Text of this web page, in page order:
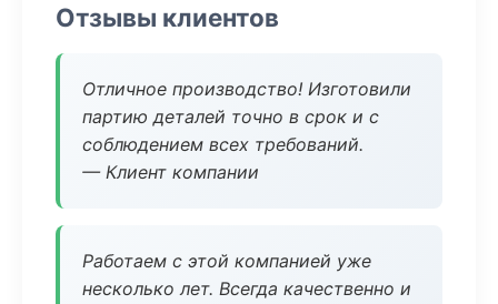
Отзывы клиентов
Отличное производство! Изготовили
партию деталей точно в срок и с
соблюдением всех требований.
— Клиент компании
Работаем с этой компанией уже
несколько лет. Всегда качественно и